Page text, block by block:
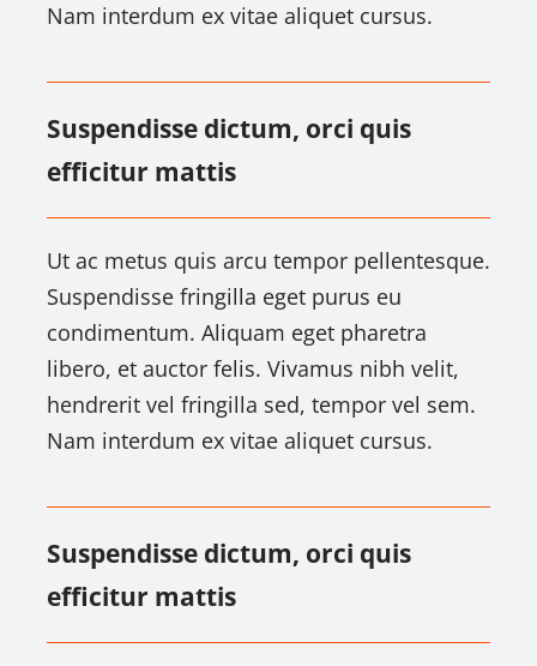
Nam interdum ex vitae aliquet cursus.
Suspendisse dictum, orci quis
efficitur mattis
Ut ac metus quis arcu tempor pellentesque.
Suspendisse fringilla eget purus eu
condimentum. Aliquam eget pharetra
libero, et auctor felis. Vivamus nibh velit,
hendrerit vel fringilla sed, tempor vel sem.
Nam interdum ex vitae aliquet cursus.
Suspendisse dictum, orci quis
efficitur mattis